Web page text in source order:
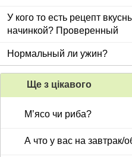
У кого то есть рецепт
начинкой? Проверенный
Нормальный ли ужин?
Ще з цiкавого
М’ясо чи риба?
А что у вас на завтрак/